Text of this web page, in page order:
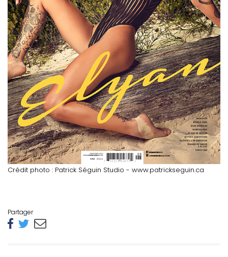
Crédit photo : Patrick Séguin Studio - www.patrickseguin.ca
Partager